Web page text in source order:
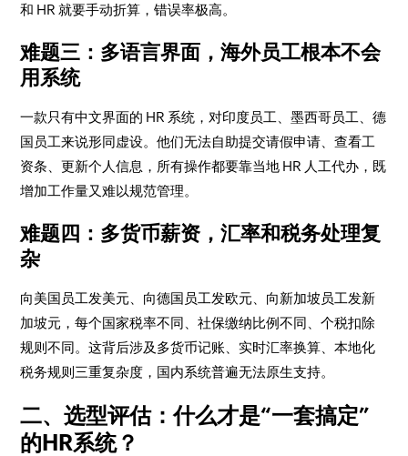
和 HR 就要手动折算，错误率极高。
难题三：多语言界面，海外员工根本不会
用系统
一款只有中文界面的 HR 系统，对印度员工、墨西哥员工、德
国员工来说形同虚设。他们无法自助提交请假申请、查看工
资条、更新个人信息，所有操作都要靠当地 HR 人工代办，既
增加工作量又难以规范管理。
难题四：多货币薪资，汇率和税务处理复
杂
向美国员工发美元、向德国员工发欧元、向新加坡员工发新
加坡元，每个国家税率不同、社保缴纳比例不同、个税扣除
规则不同。这背后涉及多货币记账、实时汇率换算、本地化
税务规则三重复杂度，国内系统普遍无法原生支持。
二、选型评估：什么才是“一套搞定”
的HR系统？